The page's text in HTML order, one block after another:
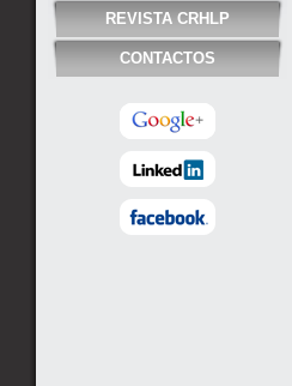
REVISTA CRHLP
CONTACTOS